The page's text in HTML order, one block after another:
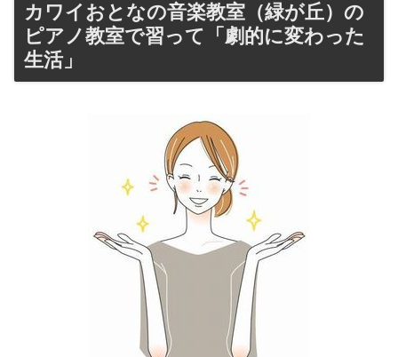
カワイおとなの音楽教室（緑が丘）の
ピアノ教室で習って「劇的に変わった
生活」